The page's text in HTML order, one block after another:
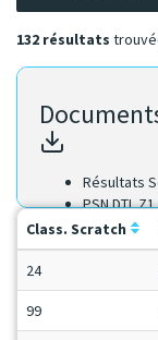
132 résultats
Résultats
PSN DTL
Class. Scratch
24
99